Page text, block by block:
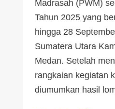
Madrasah (PWM)
Tahun 2025 yang
hingga 28
Sumatera Utara
Medan. Setelah
rangkaian kegiatan
diumumkan hasil